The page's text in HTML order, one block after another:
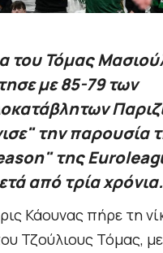
του Τόμας
με 85-79 των
την παρουσία
της
από τρία χρόνια.
Κάουνας πήρε τη
Τζούλιους Τόμας,